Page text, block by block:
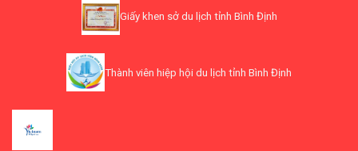
Giấy khen sở du lịch tỉnh Bình Định
Thành viên hiệp hội du lịch tỉnh Bình Định